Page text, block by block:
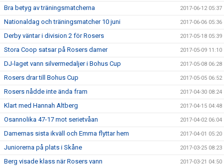
Bra betyg av träningsmatcherna 2017-06-12 05:37
Nationaldag och träningsmatcher 10 juni 2017-06-06 05:36
Derby väntar i division 2 för Rosers 2017-05-18 05:39
Stora Coop satsar på Rosers damer 2017-05-09 11:10
DJ-laget vann silvermedaljer i Bohus Cup 2017-05-08 06:28
Rosers drar till Bohus Cup 2017-05-05 06:52
Rosers nådde inte ända fram 2017-04-30 08:24
Klart med Hannah Altberg 2017-04-15 04:48
Osannolika 47-17 mot serietvåan 2017-04-02 06:04
Damernas sista ikväll och Emma flyttar hem 2017-04-01 05:20
Juniorerna på plats i Skåne 2017-03-25 08:23
Berg visade klass när Rosers vann 2017-03-21 04:50